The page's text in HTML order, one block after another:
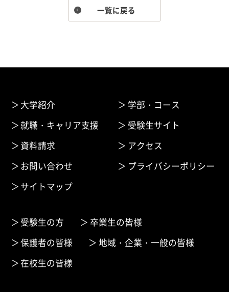
一覧に戻る
大学紹介
学部・コース
就職・キャリア支援
受験生サイト
資料請求
アクセス
お問い合わせ
プライバシーポリシー
サイトマップ
受験生の方
卒業生の皆様
保護者の皆様
地域・企業・一般の皆様
在校生の皆様